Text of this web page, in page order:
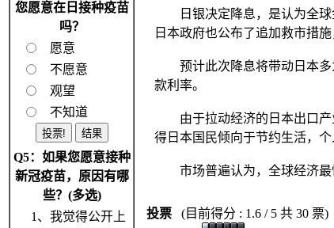
您愿意在日接种疫苗
吗？
愿意
不愿意
观望
不知道
Q5：如果您愿意接种
新冠疫苗，原因有哪
些？(多选)
1、我觉得公开上
日银决定降息，是认为全球
日本政府也公布了追加救市措
预计此次降息将带动日本多
款利率。
由于拉动经济的日本出口产
得日本国民倾向于节约生活，
市场普遍认为，全球经济最
投票 (目前得分 : 1.6 / 5 共 30 票)